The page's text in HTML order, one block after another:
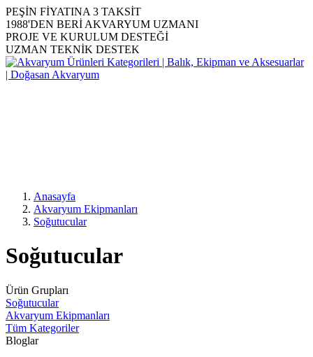
PEŞİN FİYATINA 3 TAKSİT
1988'DEN BERİ AKVARYUM UZMANI
PROJE VE KURULUM DESTEĞİ
UZMAN TEKNİK DESTEK
Anasayfa
Akvaryum Ekipmanları
Soğutucular
Soğutucular
Ürün Grupları
Soğutucular
Akvaryum Ekipmanları
Tüm Kategoriler
Bloglar